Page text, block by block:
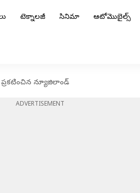
టెక్నాలజీ సినిమా ఆటోమొబైల్స్
ప్రకటించిన న్యూజిలాండ్
ADVERTISEMENT